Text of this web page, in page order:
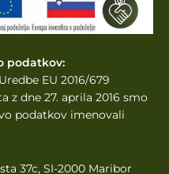
podatkov:
EU 2016/679
z dne 27. aprila 2016 smo
podatkov imenovali
37c, SI-2000 Maribor